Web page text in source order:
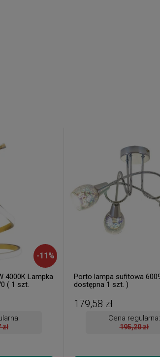
-11 %
4000K Lampka
( 1 szt.
Porto lampa sufitowa
dostępna 1 szt. )
179,58 zł
Cena regularna:
195,20 zł